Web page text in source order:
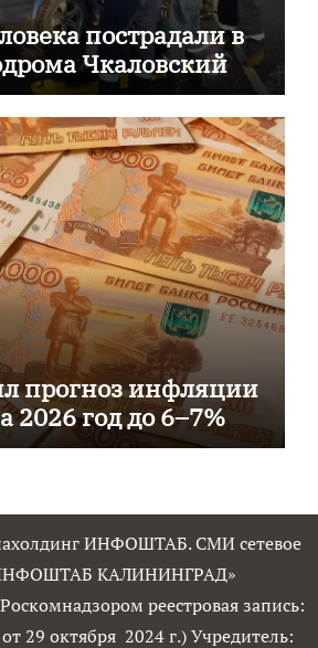
пострадали в
Чкаловский
прогноз инфляции
2026 год до 6–7%
ИНФОШТАБ. СМИ сетевое
КАЛИНИНГРАД»
реестровая запись:
29 октября 2024 г.) Учредитель: